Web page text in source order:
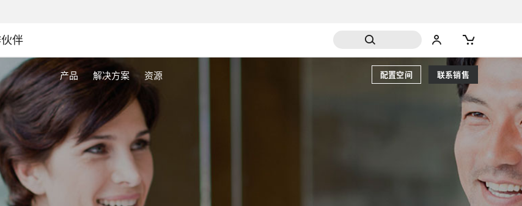
伴
产品 解决方案 资源 联系销售
配置空间